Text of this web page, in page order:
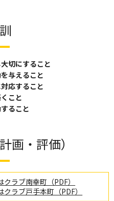
切にすること
与えること
応すること
こと
ること
画・評価）
ラブ南幸町（PDF）
ラブ戸手本町（PDF）